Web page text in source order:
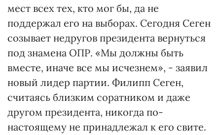
мест всех тех, кто мог бы, да не
поддержал его на выборах. Сегодня Сеген
созывает недругов президента вернуться
под знамена ОПР. «Мы должны быть
вместе, иначе все мы исчезнем», - заявил
новый лидер партии. Филипп Сеген,
считаясь близким соратником и даже
другом президента, никогда по-
настоящему не принадлежал к его свите.